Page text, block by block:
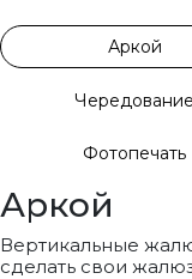
Аркой
Чередование
Фотопечать
Аркой
Вертикальные
сделать свои